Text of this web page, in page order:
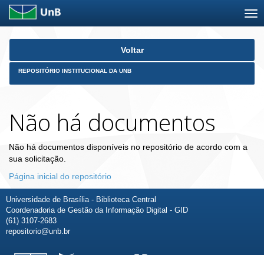
Skip
Voltar
REPOSITÓRIO INSTITUCIONAL DA UNB
Não há documentos
Não há documentos disponíveis no repositório de acordo com a
sua solicitação.
Página inicial do repositório
Universidade de Brasília - Biblioteca Central
Coordenadoria de Gestão da Informação Digital - GID
(61) 3107-2683
repositorio@unb.br